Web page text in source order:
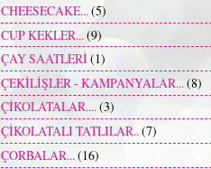
CHEESECAKE...(5)
CUP KEKLER...(9)
ÇAY SAATLERİ (1)
ÇEKİLİŞLER - KAMPANYALAR...(8)
ÇİKOLATALAR....(3)
ÇİKOLATALI TATLILAR..(7)
ÇORBALAR... (16)